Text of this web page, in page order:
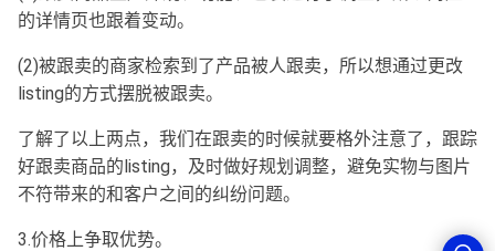
的详情页也跟着变动。
(2)被跟卖的商家检索到了产品被人跟卖，所以想通过更改
listing的方式摆脱被跟卖。
了解了以上两点，我们在跟卖的时候就要格外注意了，跟踪
好跟卖商品的listing，及时做好规划调整，避免实物与图片
不符带来的和客户之间的纠纷问题。
3.价格上争取优势。